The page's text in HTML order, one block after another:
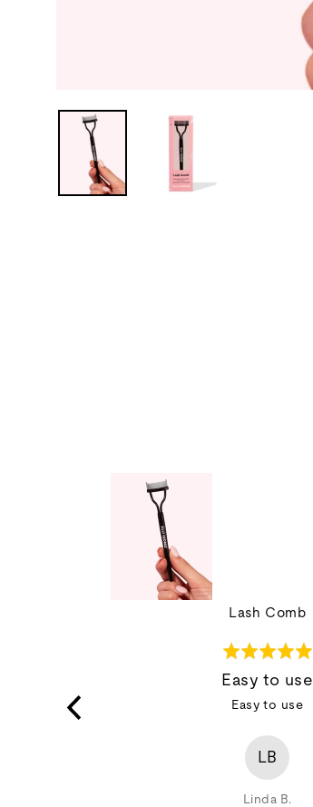
Lash Comb
Rated
5
of
Easy to use
Easy to use
LB
Linda B.
and